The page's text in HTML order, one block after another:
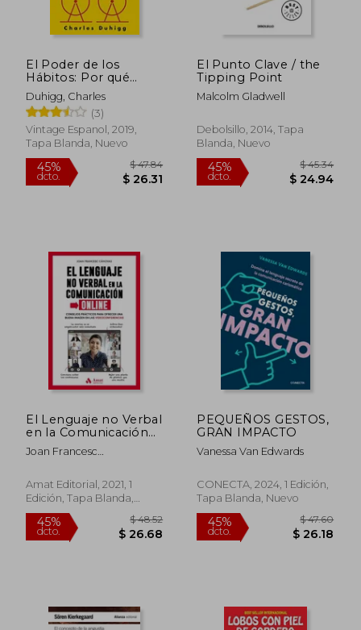
dcto. $ 25.66
45%
dcto. $
El Poder de los
Hábitos: Por qué
Hacemos lo que
Hacemos en la Vida y
los Negocios
Duhigg, Charles
(3)
Vintage Espanol, 2019,
Tapa Blanda, Nuevo
El Punto Clave / the
Tipping Point
Malcolm Gladwell
Debolsillo, 2014, Tapa
Blanda, Nuevo
45%
El Lenguaje no Verbal
en la Comunicación
Online: Consejos
Prácticos Para
Imagen en las
Videoconferencias
Joan Francesc
Tom&Agrave;S
Amat Editorial, 2021, 1
Edición, Tapa Blanda,
Nuevo
PEQUEÑOS GESTOS,
GRAN IMPACTO
Vanessa Van Edwards
CONECTA, 2024, 1 Edición,
Tapa Blanda, Nuevo